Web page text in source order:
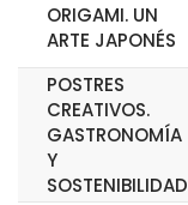
ORIGAMI. UN
ARTE JAPONÉS
POSTRES
CREATIVOS.
GASTRONOMÍA
Y
SOSTENIBILIDAD